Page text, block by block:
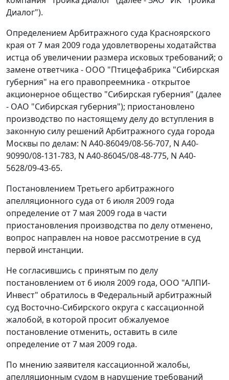
Диалог").
Определением Арбитражного суда Красноярского
края от 7 мая 2009 года удовлетворены ходатайства
истца об увеличении размера исковых требований; о
замене ответчика - ООО "Птицефабрика "Сибирская
губерния" на его правопреемника - открытое
акционерное общество "Сибирская губерния" (далее
- ОАО "Сибирская губерния"); приостановлено
производство по настоящему делу до вступления в
законную силу решений Арбитражного суда города
Москвы по делам: N А40-86049/08-56-707, N А40-
90990/08-131-783, N А40-86045/08-48-775, N А40-
5628/09-43-65.
Постановлением Третьего арбитражного
апелляционного суда от 6 июля 2009 года
определение от 7 мая 2009 года в части
приостановления производства по делу отменено,
вопрос направлен на новое рассмотрение в суд
первой инстанции.
Не согласившись с принятым по делу
постановлением от 6 июля 2009 года, ООО "АЛПИ-
Инвест" обратилось в Федеральный арбитражный
суд Восточно-Сибирского округа с кассационной
жалобой, в которой просит обжалуемое
постановление отменить, оставить в силе
определение от 7 мая 2009 года.
По мнению заявителя кассационной жалобы,
апелляционным судом в нарушение требований